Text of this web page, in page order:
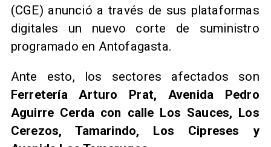
(CGE) anunció a través de sus plataformas
digitales un nuevo corte de suministro
programado en Antofagasta.
Ante esto, los sectores afectados son
Ferretería Arturo Prat, Avenida Pedro
Aguirre Cerda con calle Los Sauces, Los
Cerezos, Tamarindo, Los Cipreses y